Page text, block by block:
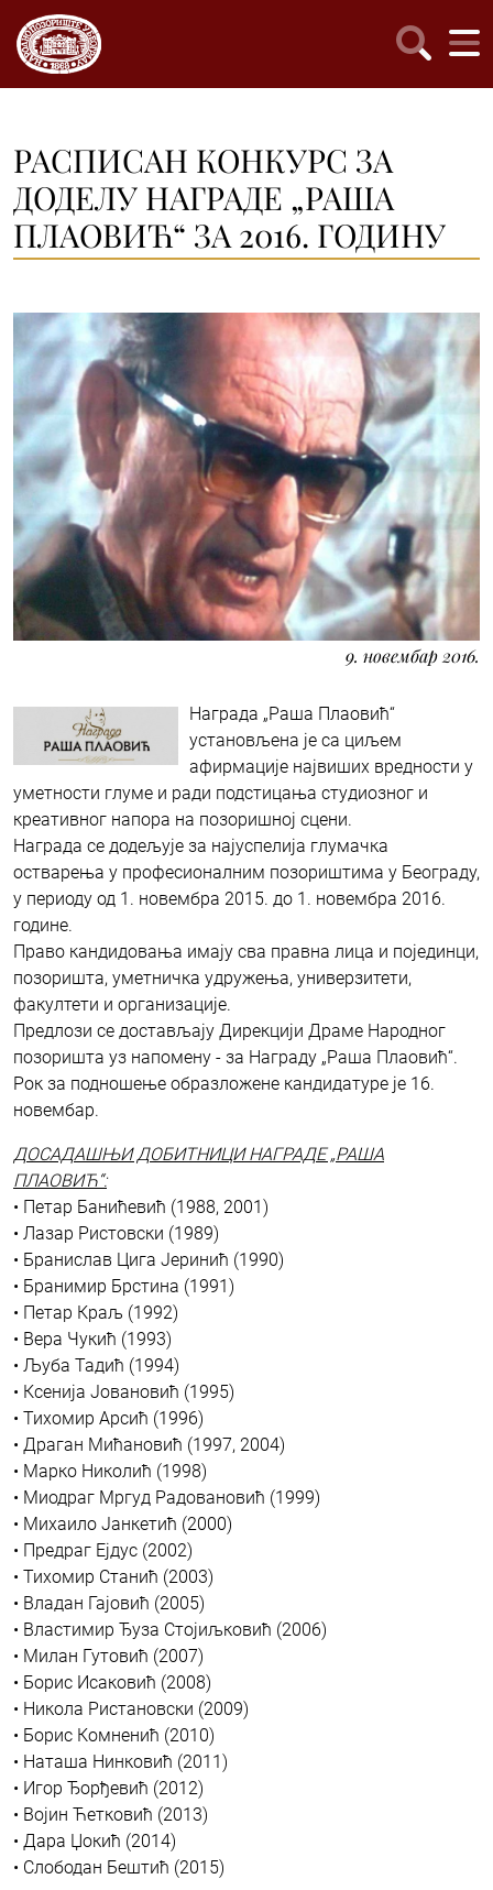
РАСПИСАН КОНКУРС ЗА
ДОДЕЛУ НАГРАДЕ „РАША
ПЛАОВИЋ“ ЗА 2016. ГОДИНУ
9. новембар 2016.
Награда „Раша Плаовић“
установљена је са циљем
афирмације највиших вредности у
уметности глуме и ради подстицања студиозног и
креативног напора на позоришној сцени.
Награда се додељује за најуспелија глумачка
остварења у професионалним позориштима у Београду,
у периоду од 1. новембра 2015. до 1. новембра 2016.
године.
Право кандидовања имају сва правна лица и појединци,
позоришта, уметничка удружења, универзитети,
факултети и организације.
Предлози се достављају Дирекцији Драме Народног
позоришта уз напомену - за Награду „Раша Плаовић“.
Рок за подношење образложене кандидатуре је 16.
новембар.
ДОСАДАШЊИ ДОБИТНИЦИ НАГРАДЕ „РАША
ПЛАОВИЋ“:
• Петар Банићевић (1988, 2001)
• Лазар Ристовски (1989)
• Бранислав Цига Јеринић (1990)
• Бранимир Брстина (1991)
• Петар Краљ (1992)
• Вера Чукић (1993)
• Љуба Тадић (1994)
• Ксенија Јовановић (1995)
• Тихомир Арсић (1996)
• Драган Мићановић (1997, 2004)
• Марко Николић (1998)
• Миодраг Мргуд Радовановић (1999)
• Михаило Јанкетић (2000)
• Предраг Ејдус (2002)
• Тихомир Станић (2003)
• Владан Гајовић (2005)
• Властимир Ђуза Стојиљковић (2006)
• Милан Гутовић (2007)
• Борис Исаковић (2008)
• Никола Ристановски (2009)
• Борис Комненић (2010)
• Наташа Нинковић (2011)
• Игор Ђорђевић (2012)
• Војин Ћетковић (2013)
• Дара Џокић (2014)
• Слободан Бештић (2015)